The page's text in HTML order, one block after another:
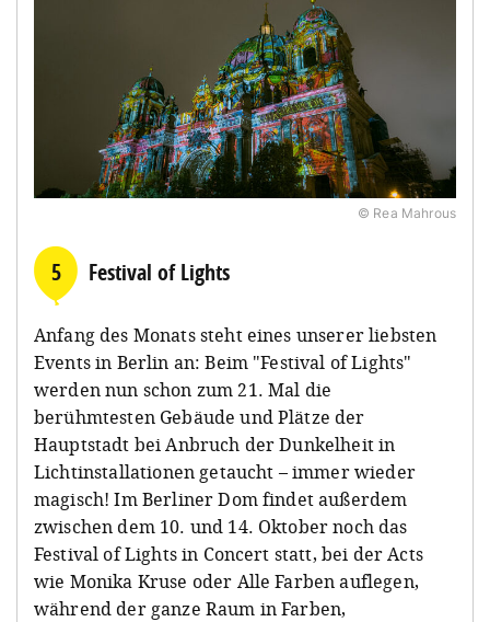
© Rea Mahrous
5 Festival of Lights
Anfang des Monats steht eines unserer liebsten
Events in Berlin an: Beim "Festival of Lights"
werden nun schon zum 21. Mal die
berühmtesten Gebäude und Plätze der
Hauptstadt bei Anbruch der Dunkelheit in
Lichtinstallationen getaucht – immer wieder
magisch! Im Berliner Dom findet außerdem
zwischen dem 10. und 14. Oktober noch das
Festival of Lights in Concert statt, bei der Acts
wie Monika Kruse oder Alle Farben auflegen,
während der ganze Raum in Farben,